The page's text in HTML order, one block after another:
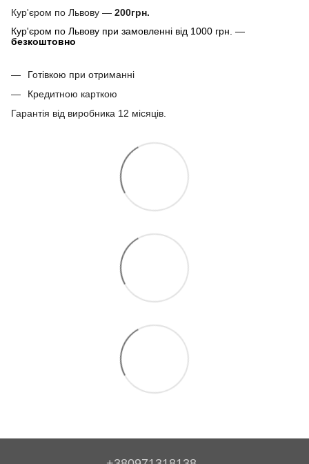
Кур'єром по Львову — 200грн.
Кур'єром по Львову при замовленні від 1000 грн. —
безкоштовно
Готівкою при отриманні
Кредитною карткою
Гарантія від виробника 12 місяців.